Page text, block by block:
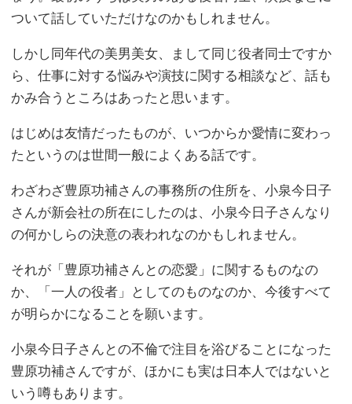
ついて話していただけなのかもしれません。
しかし同年代の美男美女、まして同じ役者同士ですか
ら、仕事に対する悩みや演技に関する相談など、話も
かみ合うところはあったと思います。
はじめは友情だったものが、いつからか愛情に変わっ
たというのは世間一般によくある話です。
わざわざ豊原功補さんの事務所の住所を、小泉今日子
さんが新会社の所在にしたのは、小泉今日子さんなり
の何かしらの決意の表われなのかもしれません。
それが「豊原功補さんとの恋愛」に関するものなの
か、「一人の役者」としてのものなのか、今後すべて
が明らかになることを願います。
小泉今日子さんとの不倫で注目を浴びることになった
豊原功補さんですが、ほかにも実は日本人ではないと
いう噂もあります。